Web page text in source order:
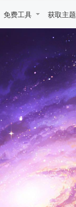
免费工具 获取主题